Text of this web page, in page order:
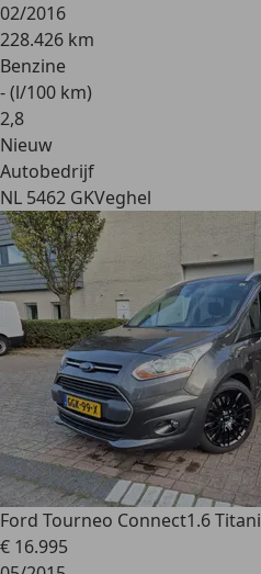
02/2016
228.426 km
Benzine
- (l/100 km)
2,8
Nieuw
Autobedrijf
NL 5462 GKVeghel
Ford Tourneo Connect1.6
€ 16.995